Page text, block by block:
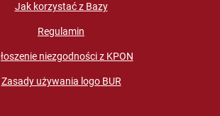
Jak korzystać z Bazy
Regulamin
niezgodności z KPON
Zasady używania logo BUR